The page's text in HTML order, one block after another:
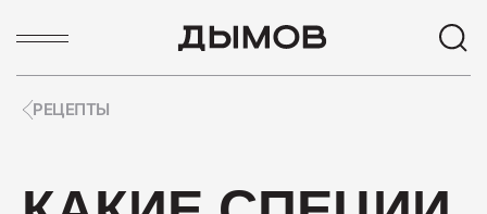
Карьера
РЕЦЕПТЫ